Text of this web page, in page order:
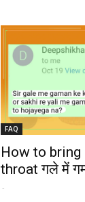
FAQ
How to bring
throat गले में
-